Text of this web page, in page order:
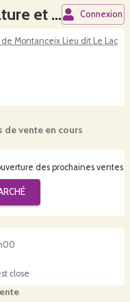
Marché Paysan Chez Nature et Saveurs Connexion
Montanceix Lieu dit Le Lac
des prochaines ventes
de vente en cours
close